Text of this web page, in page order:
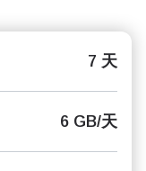
7 天
6 GB/天